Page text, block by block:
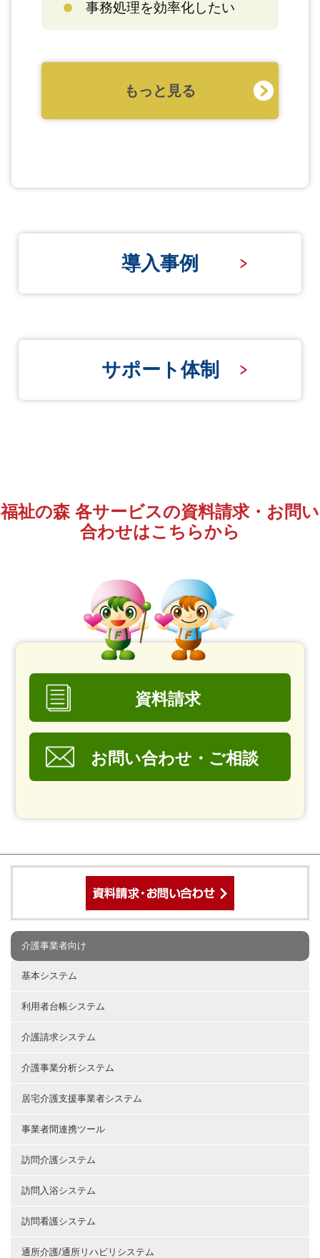
事務処理を効率化したい
もっと見る
導入事例
サポート体制
福祉の森 各サービスの資料請求・お問い
合わせはこちらから
資料請求
お問い合わせ・ご相談
介護事業者向け
基本システム
利用者台帳システム
介護請求システム
介護事業分析システム
居宅介護支援事業者システム
事業者間連携ツール
訪問介護システム
訪問入浴システム
訪問看護システム
通所介護/通所リハビリシステム